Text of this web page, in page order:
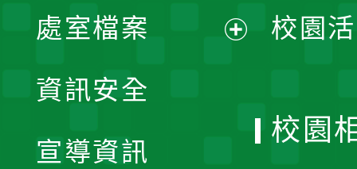
單
處室檔案
資訊安全
宣導資訊
校園
校園